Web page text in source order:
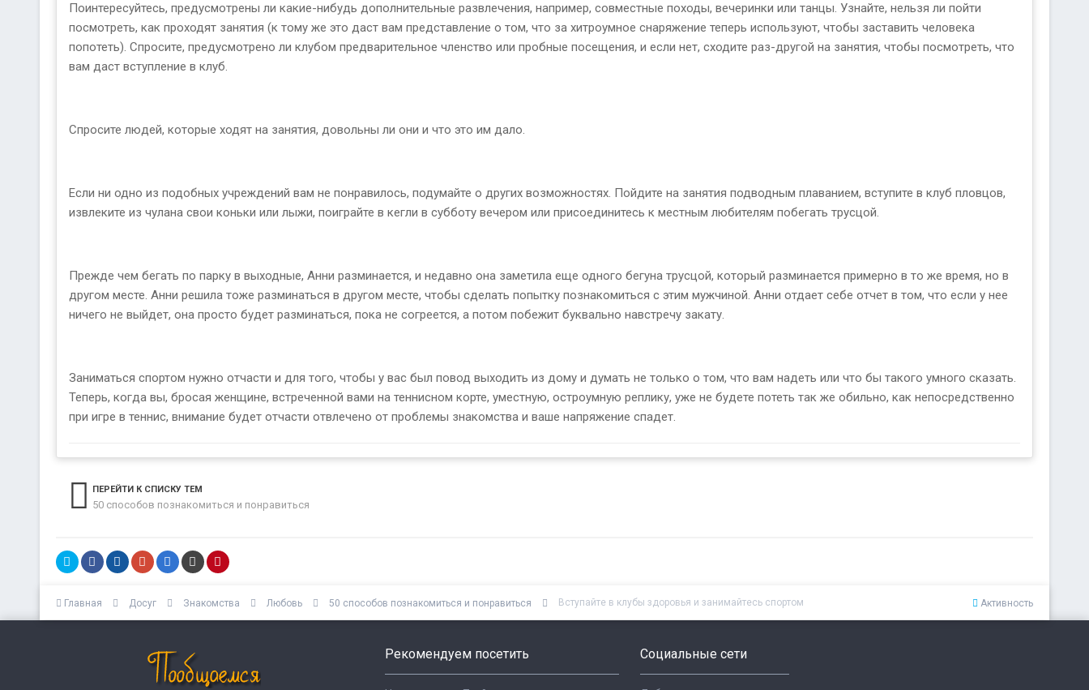
Поинтересуйтесь, предусмотрены ли какие-нибудь дополнительные развлечения, например, совместные походы, вечеринки или танцы. Узнайте, нельзя ли пойти
посмотреть, как проходят занятия (к тому же это даст вам представление о том, что за хитроумное снаряжение теперь используют, чтобы заставить человека
попотеть). Спросите, предусмотрено ли клубом предварительное членство или пробные посещения, и если нет, сходите раз-другой на занятия, чтобы посмотреть, что
вам даст вступление в клуб.
Спросите людей, которые ходят на занятия, довольны ли они и что это им дало.
Если ни одно из подобных учреждений вам не понравилось, подумайте о других возможностях. Пойдите на занятия подводным плаванием, вступите в клуб пловцов,
извлеките из чулана свои коньки или лыжи, поиграйте в кегли в субботу вечером или присоединитесь к местным любителям побегать трусцой.
Прежде чем бегать по парку в выходные, Анни разминается, и недавно она заметила еще одного бегуна трусцой, который разминается примерно в то же время, но в
другом месте. Анни решила тоже разминаться в другом месте, чтобы сделать попытку познакомиться с этим мужчиной. Анни отдает себе отчет в том, что если у нее
ничего не выйдет, она просто будет разминаться, пока не согреется, а потом побежит буквально навстречу закату.
Заниматься спортом нужно отчасти и для того, чтобы у вас был повод выходить из дому и думать не только о том, что вам надеть или что бы такого умного сказать.
Теперь, когда вы, бросая женщине, встреченной вами на теннисном корте, уместную, остроумную реплику, уже не будете потеть так же обильно, как непосредственно
при игре в теннис, внимание будет отчасти отвлечено от проблемы знакомства и ваше напряжение спадет.
ПЕРЕЙТИ К СПИСКУ ТЕМ
50 способов познакомиться и понравиться
Активность
Главная Досуг Знакомства Любовь 50 способов познакомиться и понравиться Вступайте в клубы здоровья и занимайтесь спортом
Рекомендуем посетить Социальные сети